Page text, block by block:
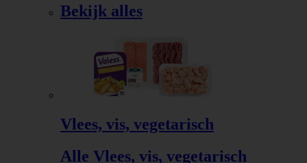
Bekijk alles
Vlees, vis, vegetarisch
Alle Vlees, vis, vegetarisch